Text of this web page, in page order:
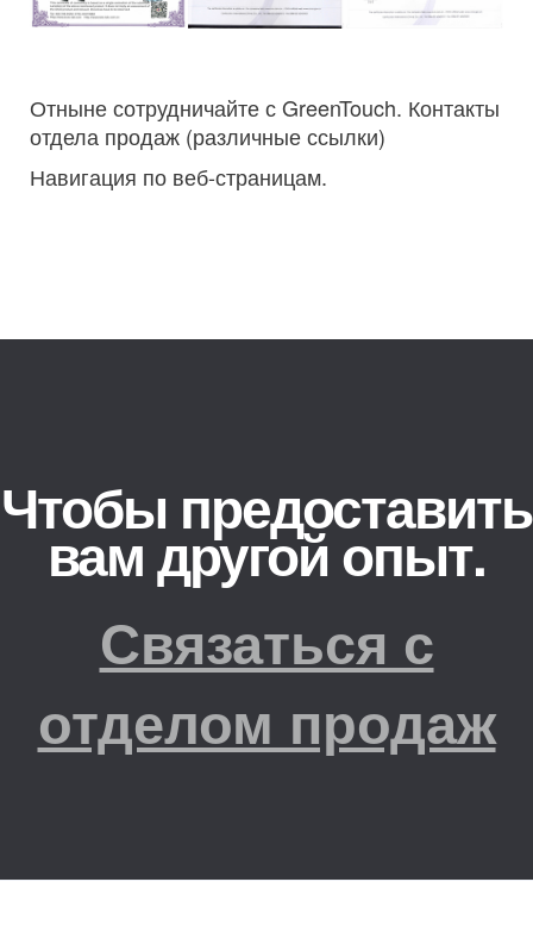
Отныне сотрудничайте с GreenTouch. Контакты
отдела продаж (различные ссылки)
Навигация по веб-страницам.
Чтобы предоставить
вам другой опыт.
Связаться с
отделом продаж